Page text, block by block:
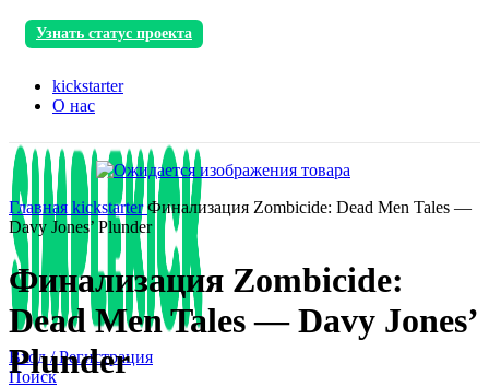
Узнать статус проекта
kickstarter
О нас
Вход / Регистрация
Поиск
Главная kickstarterФинализация Zombicide: Dead Men Tales —
Davy Jones’ Plunder
Финализация Zombicide:
Dead Men Tales — Davy Jones’
Plunder